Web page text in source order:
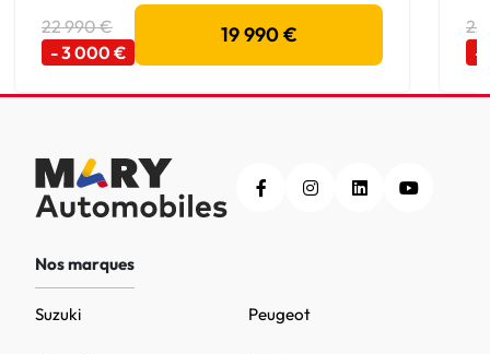
22 990 €
- 3 000 €
19 990 €
-
Nos marques
Peugeot
Suzuki